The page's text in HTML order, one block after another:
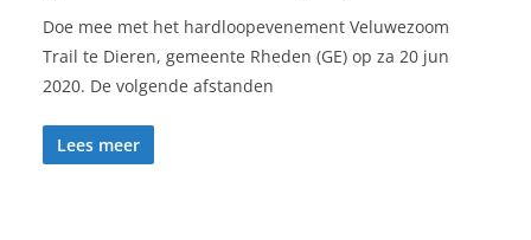
Doe mee met het hardloopevenement Veluwezoom
Trail te Dieren, gemeente Rheden (GE) op za 20 jun
2020. De volgende afstanden
Lees meer